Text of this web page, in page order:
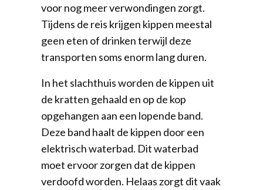
voor nog meer verwondingen zorgt.
Tijdens de reis krijgen kippen meestal
geen eten of drinken terwijl deze
transporten soms enorm lang duren.
In het slachthuis worden de kippen uit
de kratten gehaald en op de kop
opgehangen aan een lopende band.
Deze band haalt de kippen door een
elektrisch waterbad. Dit waterbad
moet ervoor zorgen dat de kippen
verdoofd worden. Helaas zorgt dit vaak